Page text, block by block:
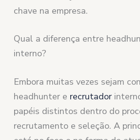
chave na empresa.
Qual a diferença entre
interno?
Embora muitas vezes sejam
headhunter e recrutador
papéis distintos dentro do
recrutamento e seleção. A